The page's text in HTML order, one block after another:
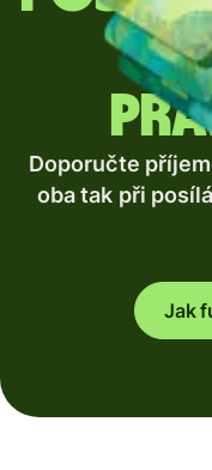
Doporučte
oba tak při
Jak